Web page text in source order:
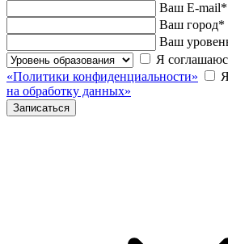
Ваш E-mail*
Ваш город*
Ваш
Я
«Политики конфиденциальности»
на обработку данных»